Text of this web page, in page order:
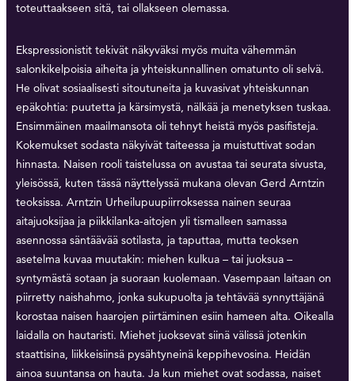
toteuttaakseen sitä, tai ollakseen olemassa.
Ekspressionistit tekivät näkyväksi myös muita vähemmän
salonkikelpoisia aiheita ja yhteiskunnallinen omatunto oli selvä.
He olivat sosiaalisesti sitoutuneita ja kuvasivat yhteiskunnan
epäkohtia: puutetta ja kärsimystä, nälkää ja menetyksen tuskaa.
Ensimmäinen maailmansota oli tehnyt heistä myös pasifisteja.
Kokemukset sodasta näkyivät taiteessa ja muistuttivat sodan
hinnasta. Naisen rooli taistelussa on avustaa tai seurata sivusta,
yleisössä, kuten tässä näyttelyssä mukana olevan Gerd Arntzin
teoksissa. Arntzin Urheilupuupiirroksessa nainen seuraa
aitajuoksijaa ja piikkilanka-aitojen yli tismalleen samassa
asennossa säntäävää sotilasta, ja taputtaa, mutta teoksen
asetelma kuvaa muutakin: miehen kulkua – tai juoksua –
syntymästä sotaan ja suoraan kuolemaan. Vasempaan laitaan on
piirretty naishahmo, jonka sukupuolta ja tehtävää synnyttäjänä
korostaa naisen haarojen piirtäminen esiin hameen alta. Oikealla
laidalla on hautaristi. Miehet juoksevat siinä välissä jotenkin
staattisina, liikkeisiinsä pysähtyneinä keppihevosina. Heidän
ainoa suuntansa on hauta. Ja kun miehet ovat sodassa, naiset